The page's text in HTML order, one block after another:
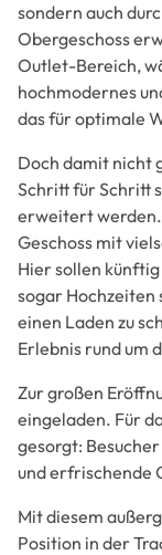
sondern auch
Obergeschoss
Outlet-Bereich,
hochmodernes
das für optimale
Doch damit nicht
Schritt für Schritt
erweitert werden.
Geschoss mit
Hier sollen
sogar Hochzeiten
einen Laden zu
Erlebnis rund um
Zur großen
eingeladen. Für
gesorgt:
und erfrischende
Mit diesem
Position in der